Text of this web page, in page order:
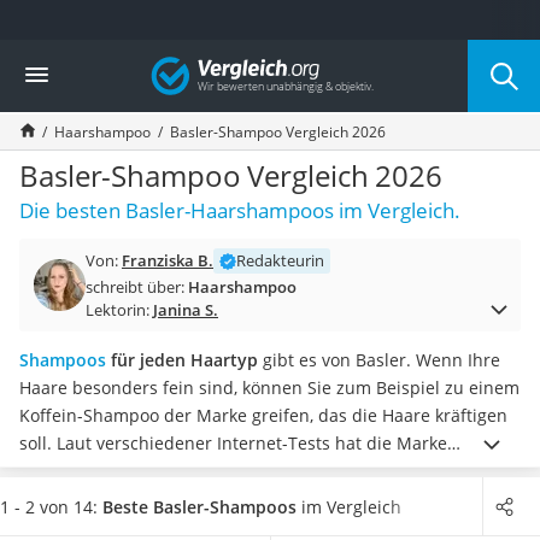
Die beliebtesten Vergleiche nach Kategorie
Drogerie
Inhalator
Haarschneider
Rollator
Braun Rasierer
Katzenklappe (Chip)
Masturbator
Massagepistole
Reisehaartrockner
Eiweißpulver
Magnesiumpräparat
Katzenklappe
Nackenmassagegerät
Zeckenschutz Katze
Vergleich
Haarshampoo Basler-Shampoo Vergleich 2026
Basler-Shampoo Vergleich 2026
Die besten Basler-Haarshampoos im Vergleich.
Von: Franziska B.
Redakteurin
schreibt über: Haarshampoo
Lektorin: Janina S.
Shampoos für jeden Haartyp gibt es von Basler. Wenn Ihre
Haare besonders fein sind, können Sie zum Beispiel zu einem
Koffein-Shampoo der Marke greifen, das die Haare kräftigen
soll. Laut verschiedener Internet-Tests hat die Marke
außerdem zahlreiche Shampoos für sensitive Kopfhaut oder
trockene Haare im Angebot. Mögen Sie fruchtige Düfte in
1 - 2 von 14: Beste Basler-Shampoos im Vergleich